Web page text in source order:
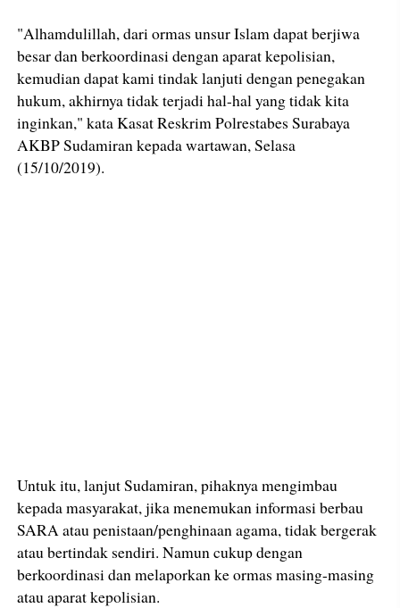
"Alhamdulillah, dari ormas unsur Islam dapat berjiwa
besar dan berkoordinasi dengan aparat kepolisian,
kemudian dapat kami tindak lanjuti dengan penegakan
hukum, akhirnya tidak terjadi hal-hal yang tidak kita
inginkan," kata Kasat Reskrim Polrestabes Surabaya
AKBP Sudamiran kepada wartawan, Selasa
(15/10/2019).
Untuk itu, lanjut Sudamiran, pihaknya mengimbau
kepada masyarakat, jika menemukan informasi berbau
SARA atau penistaan/penghinaan agama, tidak bergerak
atau bertindak sendiri. Namun cukup dengan
berkoordinasi dan melaporkan ke ormas masing-masing
atau aparat kepolisian.